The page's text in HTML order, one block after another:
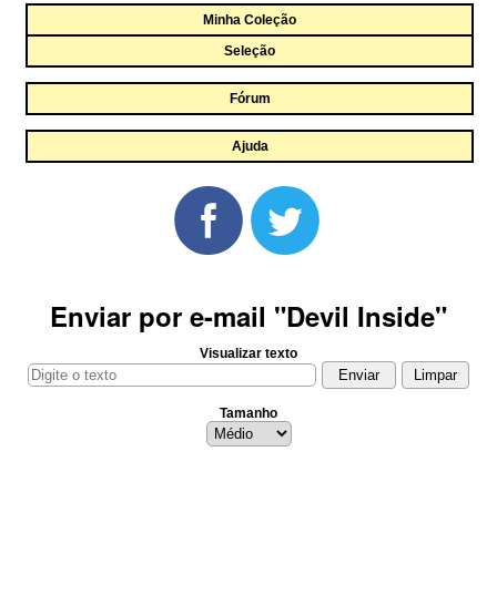
Minha Coleção
Seleção
Fórum
Ajuda
Enviar por e-mail "Devil Inside"
Visualizar texto
Tamanho